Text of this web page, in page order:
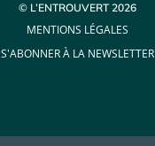
© L’ENTROUVERT 2026
MENTIONS LÉGALES
S'ABONNER À LA NEWSLETTER